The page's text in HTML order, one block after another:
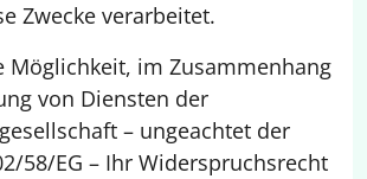
Zwecke verarbeitet.
Möglichkeit, im Zusammenhang
von Diensten der
– ungeachtet der
58/EG – Ihr Widerspruchsrecht